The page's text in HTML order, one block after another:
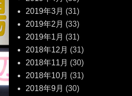
2019年3月 (31)
2019年2月 (33)
2019年1月 (31)
2018年12月 (31)
2018年11月 (30)
2018年10月 (31)
2018年9月 (30)